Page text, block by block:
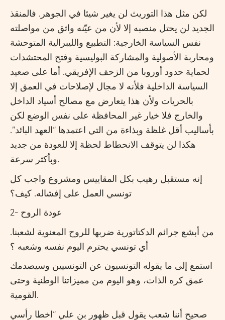
لكن مثل هذا التوريث لن يغير شيئا في الجوهر. فالمنقذ
الجديد لن يحتل منصبه إلا لأن من عيّنه واثق من مواصلته
نفس السياسة الخارجية: التطبيع والليبرالية المتوحشة
ومحاربة الأصولية والمشاركة البوليسية وفتح المحتشدات
لحماية حدود أوروبا من الزحف الإفريقي. أما على صعيد
السياسة الداخلية فلأنه لا مجال لإصلاحات في العمق إلا
بالحريات ولأن هذا يتعارض مع مصالح أسياد الداخل
والخارج فلا خيار غير المحافظة على نفس الوضع لكن
بأساليب أقل غلظة وبذاءة من التي اعتمدها “العهد البائد”.
هكذا لن يتوقف الانحطاط لحظة إلا للعودة من جديد
وبأكثر سرعة.
إنه مستقبل رهيب بكل المقاييس ومشروع واجب كل
تونسي العمل على إفشاله. كيف؟
2- عودة الروح
من أبشع جرائم الدكتاتورية ضربها للروح المعنوية لشعبنا.
أي تونسي يحترم اليوم نفسه وشعبه ؟
استمع إلى ما يقوله التونسيون عن التونسيين وسيصدمك
عمق كره الذات، وهو اليوم من مميزاتنا الوطنية وحتى
القومية.
صحيح أننا شعب يقول قبل ظهور بن علي “اخطا رأسي